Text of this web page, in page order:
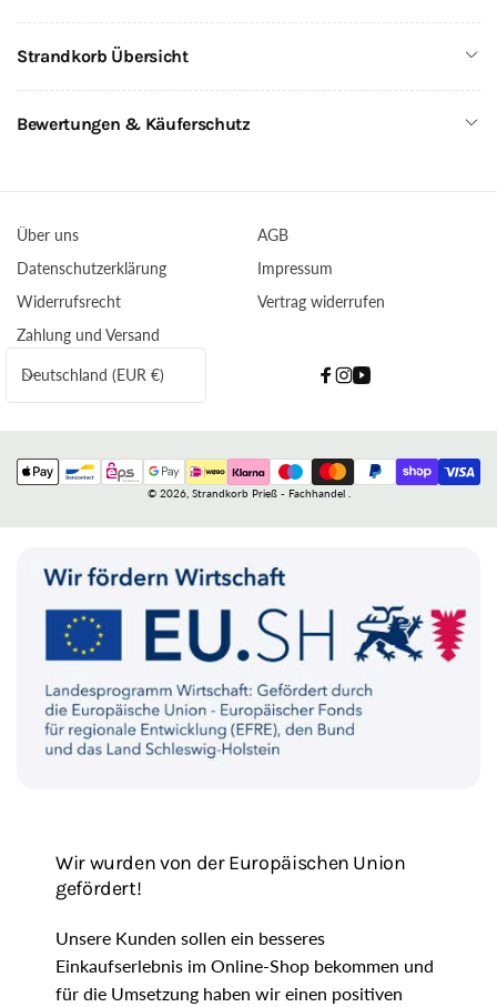
Strandkorb Übersicht
Bewertungen & Käuferschutz
Über uns
AGB
Datenschutzerklärung
Impressum
Widerrufsrecht
Vertrag widerrufen
Zahlung und Versand
L
a
n
d
/
Deutschland (EUR €)
Facebook
Instagram
YouTube
Zahlungsmethoden
© 2026, Strandkorb Prieß - Fachhandel
Wir wurden von der Europäischen Union
gefördert!
Unsere Kunden sollen ein besseres
Einkaufserlebnis im Online-Shop bekommen und
für die Umsetzung haben wir einen positiven